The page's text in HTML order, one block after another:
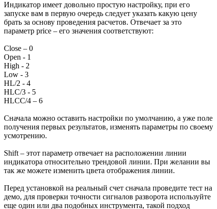
Индикатор имеет довольно простую настройку, при его
запуске вам в первую очередь следует указать какую цену
брать за основу проведения расчетов. Отвечает за это
параметр price – его значения соответствуют:
Close – 0
Open - 1
High - 2
Low - 3
HL/2 - 4
HLC/3 - 5
HLCC/4 – 6
Сначала можно оставить настройки по умолчанию, а уже поле
получения первых результатов, изменять параметры по своему
усмотрению.
Shift – этот параметр отвечает на расположении линии
индикатора относительно трендовой линии. При желании вы
так же можете изменить цвета отображения линии.
Перед установкой на реальный счет сначала проведите тест на
демо, для проверки точности сигналов разворота используйте
еще один или два подобных инструмента, такой подход